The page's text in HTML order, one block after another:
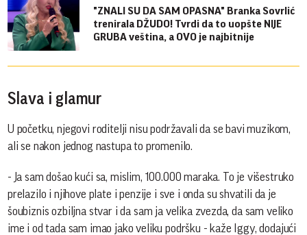
"ZNALI SU DA SAM OPASNA" Branka Sovrlić
trenirala DŽUDO! Tvrdi da to uopšte NIJE
GRUBA veština, a OVO je najbitnije
Slava i glamur
U početku, njegovi roditelji nisu podržavali da se bavi muzikom,
ali se nakon jednog nastupa to promenilo.
- Ja sam došao kući sa, mislim, 100.000 maraka. To je višestruko
prelazilo i njihove plate i penzije i sve i onda su shvatili da je
šoubiznis ozbiljna stvar i da sam ja velika zvezda, da sam veliko
ime i od tada sam imao jako veliku podršku - kaže Iggy, dodajući